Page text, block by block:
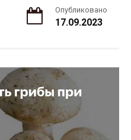
Опубликовано
17.09.2023